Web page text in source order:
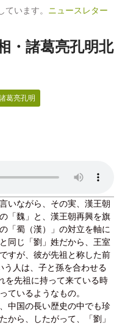
います。 ニュースレター
・諸葛亮孔明北
葛亮孔明
いながら、その実、漢王朝
「魏」と、漢王朝再興を旗
「蜀（漢）」の対立を軸に
同じ「劉」姓だから、王室
すが、彼が先祖と称した前
う人は、子と孫を合わせる
を先祖に持って来ている時
ているようなもの。
中国の長い歴史の中でも珍
から、したがって、「劉」